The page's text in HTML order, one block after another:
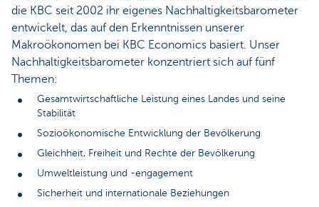
die KBC seit 2002 ihr eigenes Nachhaltigkeitsbarometer
entwickelt, das auf den Erkenntnissen unserer
Makroökonomen bei KBC Economics basiert. Unser
Nachhaltigkeitsbarometer konzentriert sich auf fünf
Themen:
Gesamtwirtschaftliche Leistung eines Landes und seine
Stabilität
Sozioökonomische Entwicklung der Bevölkerung
Gleichheit, Freiheit und Rechte der Bevölkerung
Umweltleistung und -engagement
Sicherheit und internationale Beziehungen